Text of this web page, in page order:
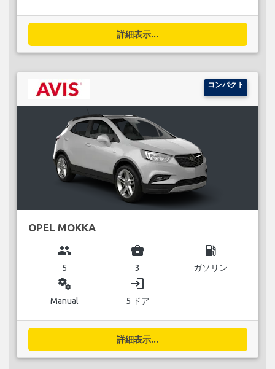
詳細表示...
コンパクト
OPEL MOKKA
group
5
business_center
3
local_gas_station
ガソリン
miscellaneous_services
Manual
login
5 ドア
詳細表示...